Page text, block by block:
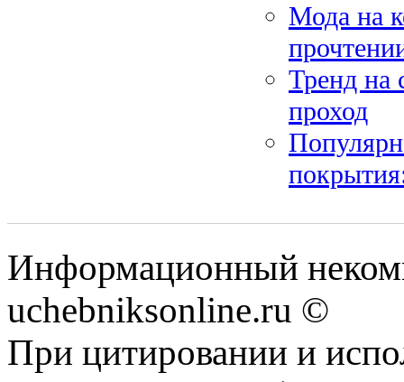
Мода на
Тренд на
проход
Информационный
uchebniksonline.ru ©
При цитировании и